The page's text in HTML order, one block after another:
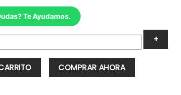
Te Ayudamos.
COMPRAR AHORA